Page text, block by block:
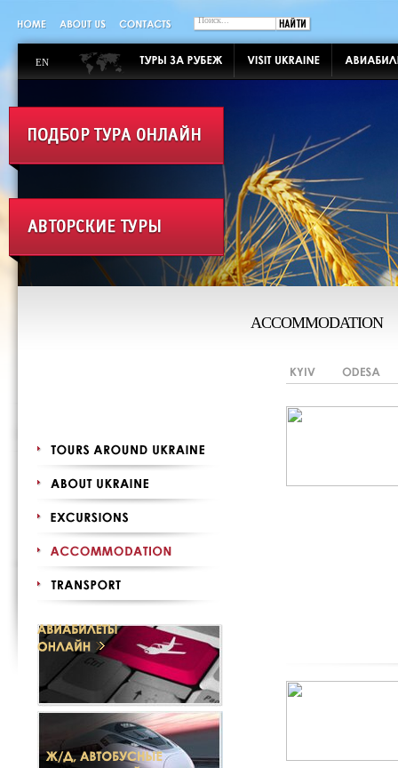
EN
ACCOMMODATION